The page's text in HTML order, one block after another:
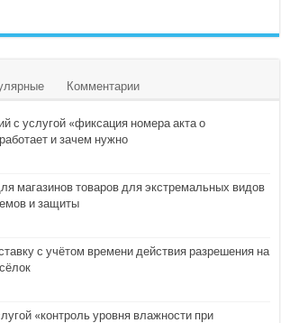
Комментарии
с услугой «фиксация номера акта о
и зачем нужно
магазинов товаров для экстремальных видов
и защиты
с учётом времени действия разрешения на
«контроль уровня влажности при